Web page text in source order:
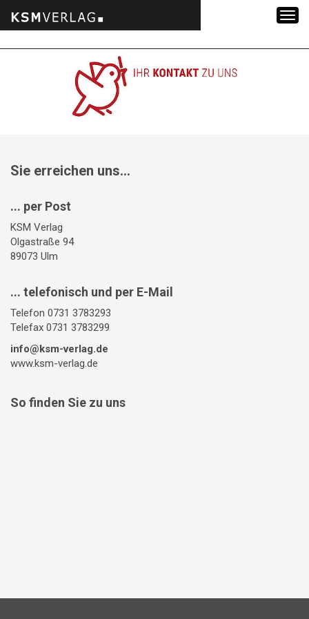
Sie erreichen uns...
... per Post
KSM Verlag
Olgastraße 94
89073 Ulm
... telefonisch und per E-Mail
Telefon 0731 3783293
Telefax 0731 3783299
info@ksm-verlag.de
www.ksm-verlag.de
So finden Sie zu uns